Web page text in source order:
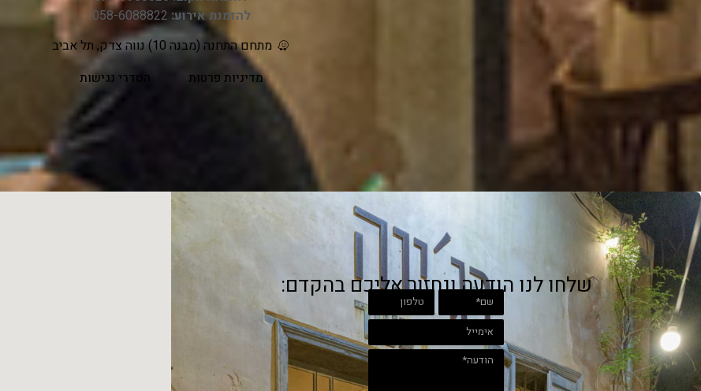
להזמנת אירוע: 058-6088822
מתחם התחנה (מבנה 10) נווה צדק, תל אביב
מדיניות פרטות הסדרי נגישות
שלחו לנו הודעה ונחזור אליכם בהקדם: